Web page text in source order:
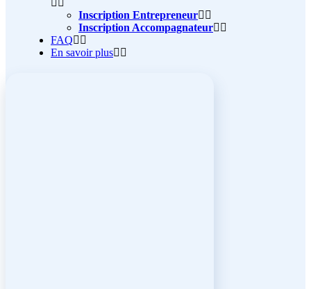
Inscription Entrepreneur
Inscription Accompagnateur
FAQ
En savoir plus